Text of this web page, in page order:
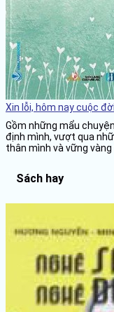
Xin lỗi, hôm nay cuộc
Gồm những mẩu
định mình, vượt qua
thân mình và vững
Sách hay